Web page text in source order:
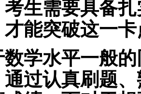
考生需要具备
才能突破这一
学水平一般
通过认真刷题